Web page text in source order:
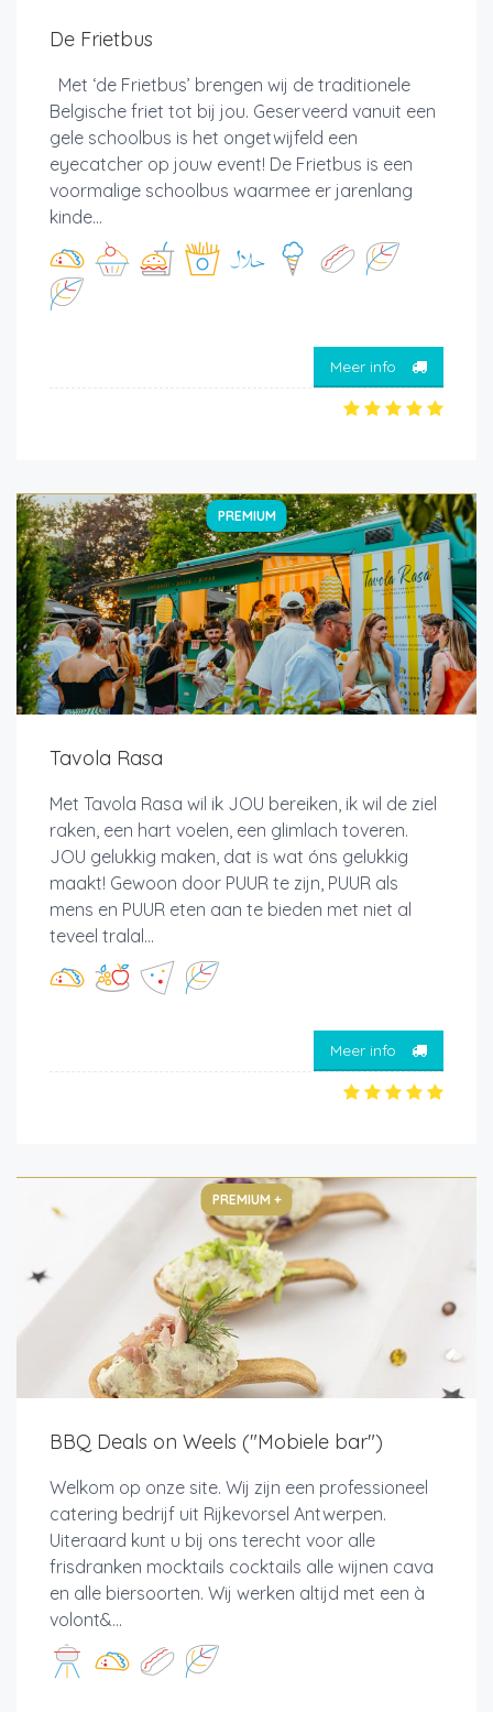
De Frietbus
Met ‘de Frietbus’ brengen wij de traditionele
Belgische friet tot bij jou. Geserveerd vanuit een
gele schoolbus is het ongetwijfeld een
eyecatcher op jouw event! De Frietbus is een
voormalige schoolbus waarmee er jarenlang
kinde...
Meer info
PREMIUM
Tavola Rasa
Met Tavola Rasa wil ik JOU bereiken, ik wil de ziel
raken, een hart voelen, een glimlach toveren.
JOU gelukkig maken, dat is wat óns gelukkig
maakt! Gewoon door PUUR te zijn, PUUR als
mens en PUUR eten aan te bieden met niet al
teveel tralal...
Meer info
PREMIUM +
BBQ Deals on Weels ("Mobiele bar")
Welkom op onze site. Wij zijn een professioneel
catering bedrijf uit Rijkevorsel Antwerpen.
Uiteraard kunt u bij ons terecht voor alle
frisdranken mocktails cocktails alle wijnen cava
en alle biersoorten. Wij werken altijd met een à
volont&...